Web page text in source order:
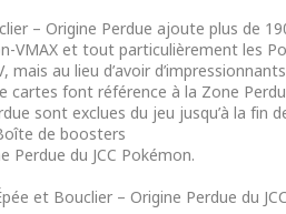
– Origine Perdue ajoute plus de
VMAX et tout particulièrement les
mais au lieu d’avoir
cartes font référence à la Zone
sont exclues du jeu jusqu’à la
de boosters
Perdue du JCC Pokémon.
et Bouclier – Origine Perdue du